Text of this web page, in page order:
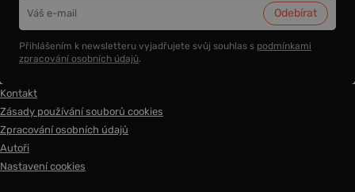
Přihlášením k newsletteru vyjadřujete svůj souhlas s podmínkami
zpracování osobních údajů.
Kontakt
Zásady používání souborů cookies
Zpracování osobních údajů
Autoři
Nastavení cookies